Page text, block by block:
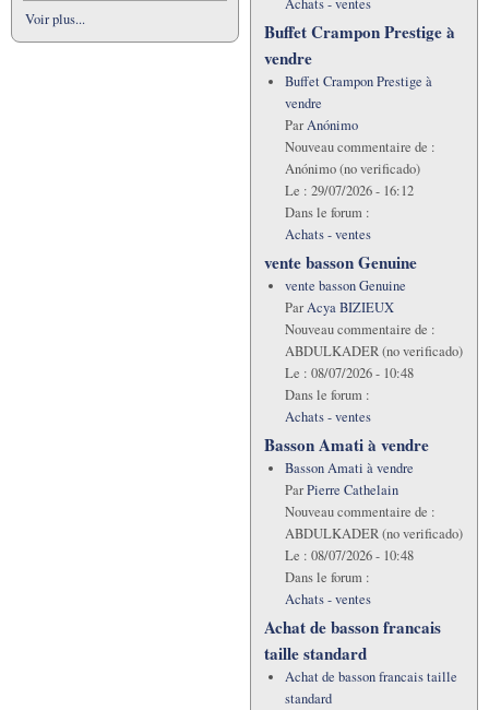
Voir plus...
Buffet Crampon Prestige à
vendre
Buffet Crampon Prestige à
vendre
ParAnónimo
Nouveau commentaire de :
Anónimo (no verificado)
Le : 29/07/2026 - 16:12
Dans le forum :
Achats - ventes
vente basson Genuine
vente basson Genuine
ParAcya BIZIEUX
Nouveau commentaire de :
ABDULKADER (no verificado)
Le : 08/07/2026 - 10:48
Dans le forum :
Achats - ventes
Basson Amati à vendre
Basson Amati à vendre
ParPierre Cathelain
Nouveau commentaire de :
ABDULKADER (no verificado)
Le : 08/07/2026 - 10:48
Dans le forum :
Achats - ventes
Achat de basson francais
taille standard
Achat de basson francais taille
standard